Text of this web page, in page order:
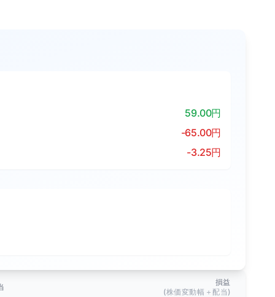
59.00円
-65.00円
-3.25円
損益
(株価変動幅＋配当)